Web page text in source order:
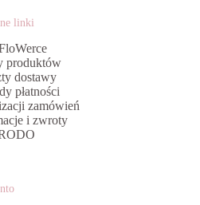
linki
produktów
dostawy
płatności
zamówień
i zwroty